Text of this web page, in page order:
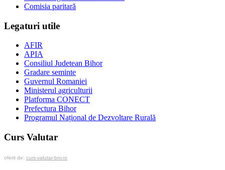
Comisia paritară
Legaturi utile
AFIR
APIA
Consiliul Judetean Bihor
Gradare seminte
Guvernul Romaniei
Ministerul agriculturii
Platforma CONECT
Prefectura Bihor
Programul Național de Dezvoltare Rurală
Curs Valutar
oferit de: curs-valutar-bnr.ro